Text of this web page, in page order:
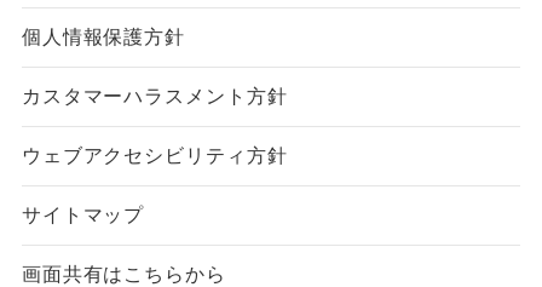
個人情報保護方針
カスタマーハラスメント方針
ウェブアクセシビリティ方針
サイトマップ
画面共有はこちらから